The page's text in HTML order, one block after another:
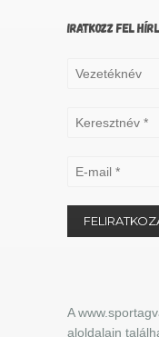
IRATKOZZ FEL
A
aloldalain